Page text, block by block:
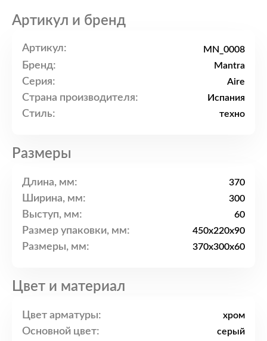
Артикул и бренд
Артикул: MN_0008
Бренд: Mantra
Серия: Aire
Страна производителя: Испания
Стиль: техно
Размеры
Длина, мм: 370
Ширина, мм: 300
Выступ, мм: 60
Размер упаковки, мм: 450x220x90
Размеры, мм: 370x300x60
Цвет и материал
Цвет арматуры: хром
Основной цвет: серый